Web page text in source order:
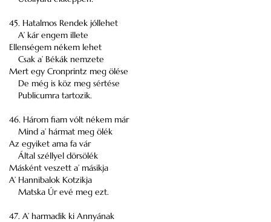
45. Hatalmos Rendek jóllehet
A’ kár engem illete
Ellenségem nékem lehet
Csak a’ Békák nemzete
Mert egy Cronprintz meg ölése
De még is köz meg sértése
Publicumra tartozik.
46. Három fiam vólt nékem már
Mind a’ hármat meg ölék
Az egyiket ama fa vár
Által széllyel dörsölék
Másként veszett a’ másikja
A’ Hannibalok Kotzikja
Matska Úr evé meg ezt.
47. A’ harmadik ki Annyának